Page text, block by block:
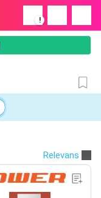
!
Relevans